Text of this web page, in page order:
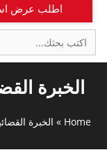
اطلب عرض
الخبرة
Home
» الخبرة